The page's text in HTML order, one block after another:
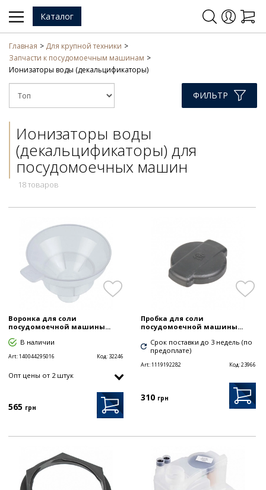
Каталог
Главная
Для крупной техники
Запчасти к посудомоечным машинам
Ионизаторы воды (декальцификаторы)
ФИЛЬТР
Ионизаторы воды
(декальцификаторы) для
посудомоечных машин
18 товаров
Воронка для соли
посудомоечной машины...
В наличии
Art:140044295016 Код: 32246
Опт цены от 2 штук
565 грн
Пробка для соли
посудомоечной машины...
Срок поставки до 3 недель (по
предоплате)
Art:1119192282 Код:23966
310 грн